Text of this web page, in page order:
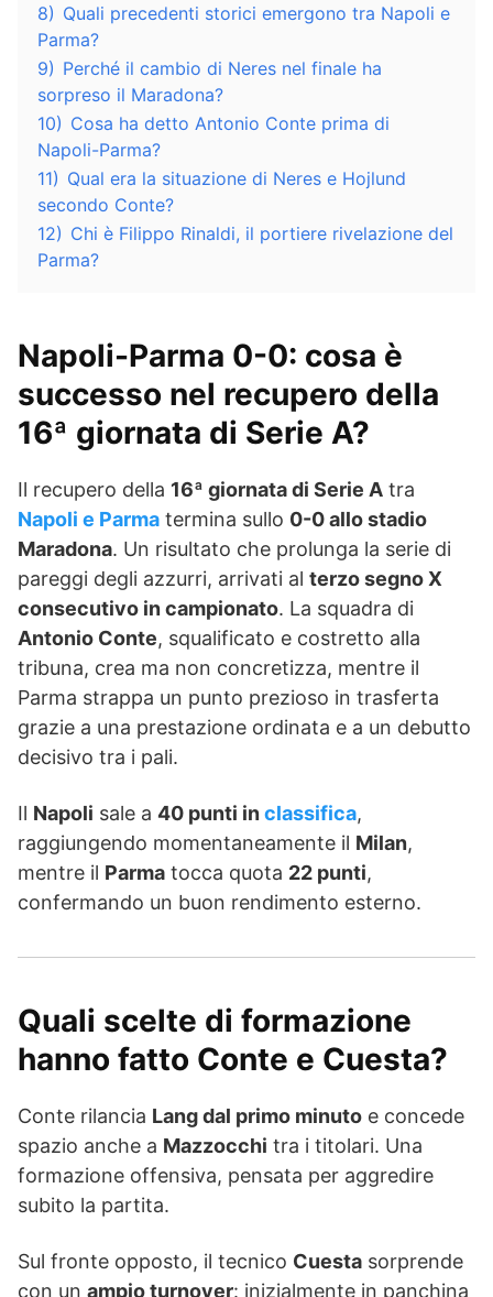
8) Quali precedenti storici emergono tra Napoli e
Parma?
9) Perché il cambio di Neres nel finale ha
sorpreso il Maradona?
10) Cosa ha detto Antonio Conte prima di
Napoli-Parma?
11) Qual era la situazione di Neres e Hojlund
secondo Conte?
12) Chi è Filippo Rinaldi, il portiere rivelazione del
Parma?
Napoli-Parma 0-0: cosa è
successo nel recupero della
16ª giornata di Serie A?
Il recupero della 16ª giornata di Serie A tra
Napoli e Parma termina sullo 0-0 allo stadio
Maradona. Un risultato che prolunga la serie di
pareggi degli azzurri, arrivati al terzo segno X
consecutivo in campionato. La squadra di
Antonio Conte, squalificato e costretto alla
tribuna, crea ma non concretizza, mentre il
Parma strappa un punto prezioso in trasferta
grazie a una prestazione ordinata e a un debutto
decisivo tra i pali.
Il Napoli sale a 40 punti inclassifica,
raggiungendo momentaneamente il Milan,
mentre il Parma tocca quota 22 punti,
confermando un buon rendimento esterno.
Quali scelte di formazione
hanno fatto Conte e Cuesta?
Conte rilancia Lang dal primo minuto e concede
spazio anche a Mazzocchi tra i titolari. Una
formazione offensiva, pensata per aggredire
subito la partita.
Sul fronte opposto, il tecnico Cuesta sorprende
con un ampio turnover: inizialmente in panchina